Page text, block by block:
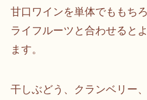
甘口ワインを単体でももち
ライフルーツと合わせると
ます。
干しぶどう、クランベリー